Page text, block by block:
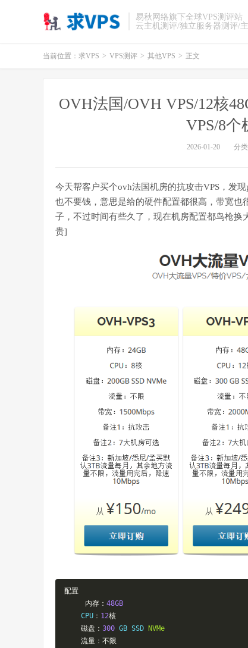
易秋网络旗下全球VPS测评站
云主机测评/独立服务器测评/
当前位置： 求VPS > VPS测评 > 其他VPS > 正文
OVH法国/OVH VPS/12核
VPS/8
2026-01-20 分类
今天帮客户买个ovh法国机房的抗攻击VPS，发
也不要钱，意思是给的硬件配置都很高，带宽
子，不过时间有些久了，现在机房配置都鸟枪换
贵]
配置
内存： 48GB
    CPU
： 12核
磁盘： 300 GB SSD NVMe
流量：不限